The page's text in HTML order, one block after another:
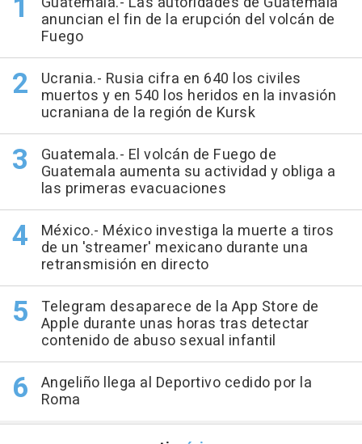
anuncian el fin de la erupción del volcán de
Fuego
Ucrania.- Rusia cifra en 640 los civiles
muertos y en 540 los heridos en la invasión
ucraniana de la región de Kursk
Guatemala.- El volcán de Fuego de
Guatemala aumenta su actividad y obliga a
las primeras evacuaciones
México.- México investiga la muerte a tiros
de un 'streamer' mexicano durante una
retransmisión en directo
Telegram desaparece de la App Store de
Apple durante unas horas tras detectar
contenido de abuso sexual infantil
Angeliño llega al Deportivo cedido por la
Roma